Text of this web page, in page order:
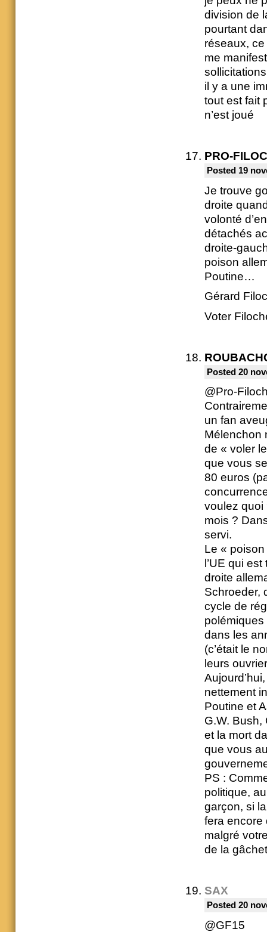
division de
pourtant
réseaux,
me
il y a une
tout est fait
n’est joué
PRO-
Posted 19
Je trouve
droite
volonté
détachés
droite-
poison
Poutine…
Gérard
Voter
Posted 20
@Pro-
un fan
Mélenchon
de « voler
que vous
80 euros
voulez quoi
mois ?
servi.
Le «
l’UE qui
droite
Schroeder,
cycle de
dans les
(c’était le
leurs
nettement
Poutine et
G.W. Bush,
et la mort
que vous
PS :
politique,
garçon, si
fera encore
malgré
de la
SAX
Posted 20
@GF15